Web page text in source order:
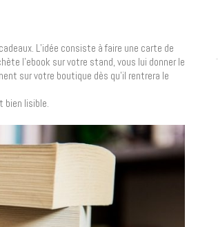
L’idée consiste à faire une carte de
l’ebook sur votre stand, vous lui donner le
sur votre boutique dès qu’il rentrera le
bien lisible.